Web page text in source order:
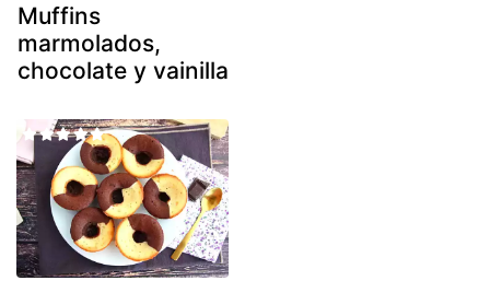
Muffins
marmolados,
chocolate y vainilla